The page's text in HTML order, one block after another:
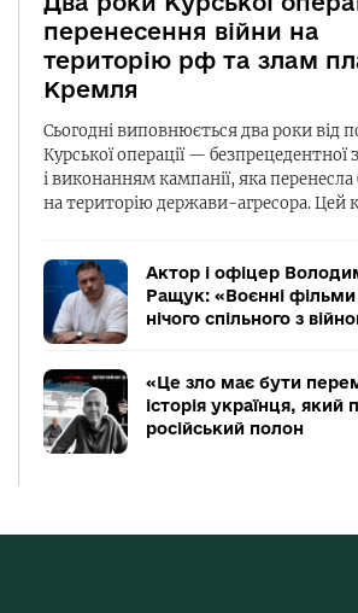
перенесення війни на
територію рф та злам
Кремля
Сьогодні виповнюється два роки від
Курської операції — безпрецедентної
і виконанням кампанії, яка перенесла
на територію держави-агресора. Цей
Актор і офіцер
Ращук: «Воєнні
нічого спільного з
«Це зло має бути
історія українця, який
російський полон